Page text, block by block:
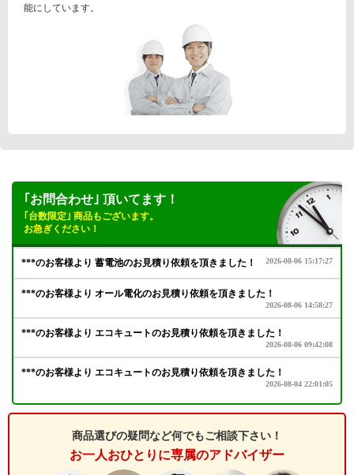
能にしています。
｢お問合わせ｣ 頂いてます！
｢台数限定｣ 商品もございます。
お急ぎください！
商品選びの疑問など何でもご相談下さい！
お一人おひとりに専属のアドバイザー